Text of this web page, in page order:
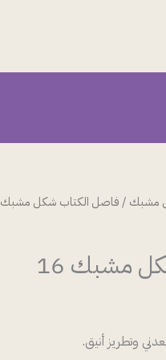
مشبك / فاصل الكتاب شكل مشبك 16
مشبك 16
وتطريز أنيق.